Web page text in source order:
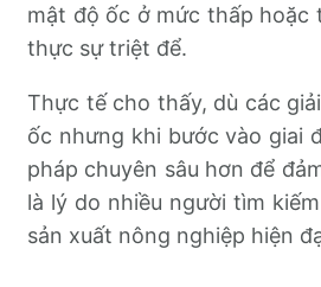
mật độ ốc ở mức thấp hoặc
thực sự triệt để.
Thực tế cho thấy, dù các
ốc nhưng khi bước vào giai
pháp chuyên sâu hơn để
là lý do nhiều người tìm
sản xuất nông nghiệp hiện